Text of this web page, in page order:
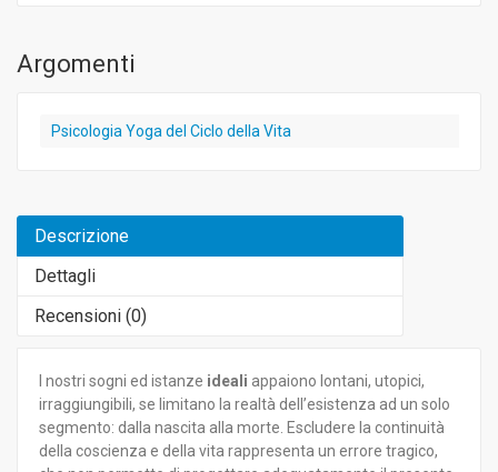
Argomenti
Psicologia Yoga del Ciclo della Vita
Descrizione
Dettagli
Recensioni (0)
I nostri sogni ed istanze ideali appaiono lontani, utopici,
irraggiungibili, se limitano la realtà dell’esistenza ad un solo
segmento: dalla nascita alla morte. Escludere la continuità
della coscienza e della vita rappresenta un errore tragico,